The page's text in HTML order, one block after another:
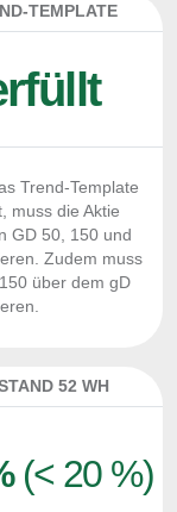
TEMPLATE
Trend-Template
muss die Aktie
GD 50, 150 und
Zudem muss
über dem gD
52 WH
(< 20 %)